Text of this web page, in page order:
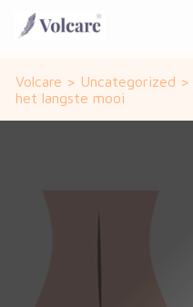
Volcare > Uncategorized >
het langste mooi